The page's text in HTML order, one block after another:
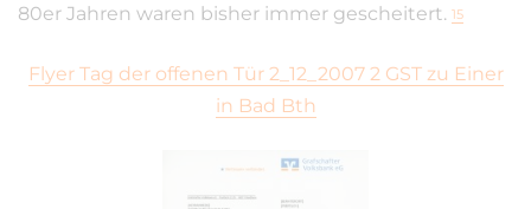
80er Jahren waren bisher immer gescheitert. 15
Flyer Tag der offenen Tür 2_12_2007 2 GST zu Einer
in Bad Bth